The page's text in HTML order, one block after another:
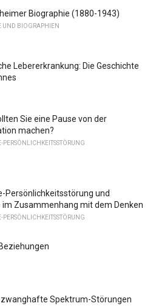
Biographie (1880-1943)
UND BIOGRAPHIEN
Lebererkrankung: Die Geschichte
Sie eine Pause von der
machen?
PERSÖNLICHKEITSSTÖRUNG
Persönlichkeitsstörung und
im Zusammenhang mit dem Denken
PERSÖNLICHKEITSSTÖRUNG
Spektrum-Störungen